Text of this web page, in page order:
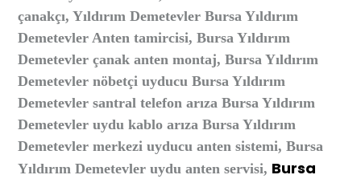
çanakçı, Yıldırım Demetevler Bursa Yıldırım
Demetevler Anten tamircisi, Bursa Yıldırım
Demetevler çanak anten montaj, Bursa Yıldırım
Demetevler nöbetçi uyducu Bursa Yıldırım
Demetevler santral telefon arıza Bursa Yıldırım
Demetevler uydu kablo arıza Bursa Yıldırım
Demetevler merkezi uyducu anten sistemi, Bursa
Yıldırım Demetevler uydu anten servisi, Bursa